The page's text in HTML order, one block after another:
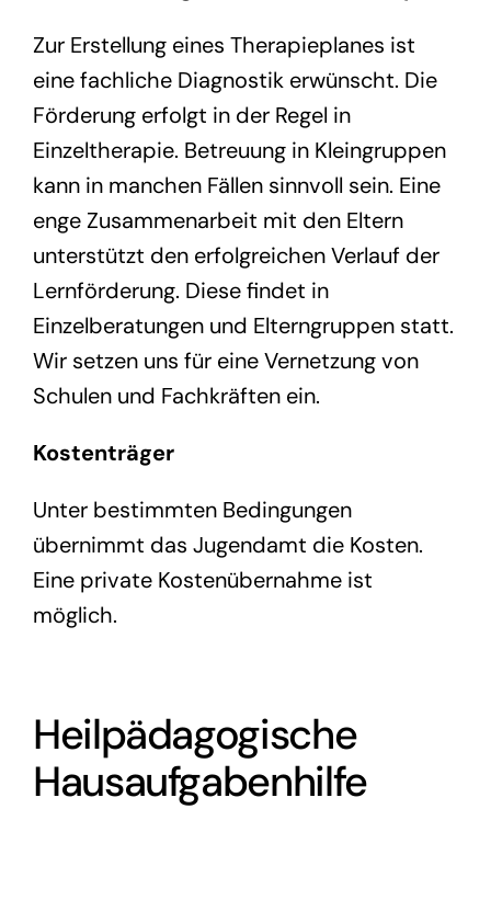
Zur Erstellung eines Therapieplanes ist
eine fachliche Diagnostik erwünscht. Die
Förderung erfolgt in der Regel in
Einzeltherapie. Betreuung in Kleingruppen
kann in manchen Fällen sinnvoll sein. Eine
enge Zusammenarbeit mit den Eltern
unterstützt den erfolgreichen Verlauf der
Lernförderung. Diese findet in
Einzelberatungen und Elterngruppen statt.
Wir setzen uns für eine Vernetzung von
Schulen und Fachkräften ein.
Kostenträger
Unter bestimmten Bedingungen
übernimmt das Jugendamt die Kosten.
Eine private Kostenübernahme ist
möglich.
Heilpädagogische
Hausaufgabenhilfe